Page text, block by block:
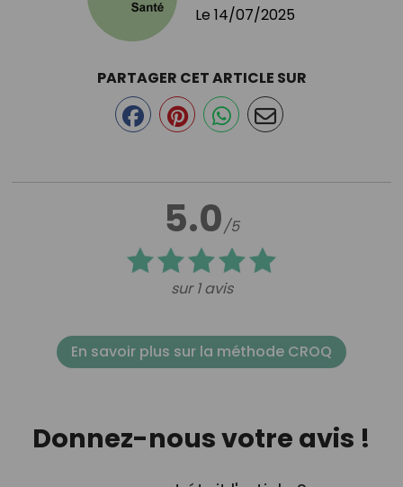
Le 14/07/2025
5.0/5
sur 1 avis
PARTAGER CET ARTICLE SUR
En savoir plus sur la méthode CROQ
Donnez-nous votre avis !